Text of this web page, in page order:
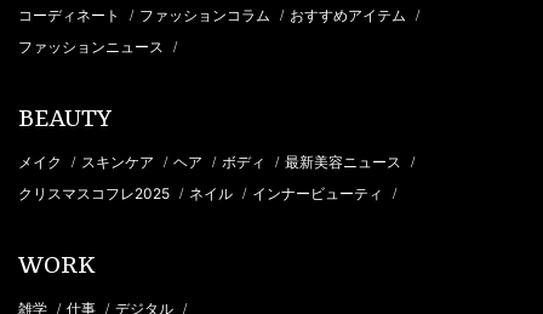
コーディネート / ファッションコラム / おすすめアイテム /
ファッションニュース /
BEAUTY
メイク / スキンケア / ヘア / ボディ / 最新美容ニュース /
クリスマスコフレ2025 / ネイル / インナービューティ /
WORK
雑学 / 仕事 / デジタル /